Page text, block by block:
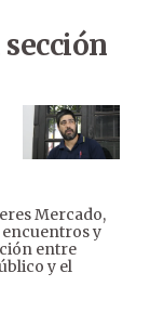
Mercado,
y
entre
y el